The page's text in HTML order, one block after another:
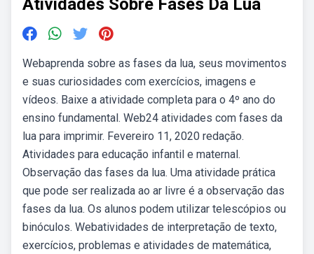
Atividades Sobre Fases Da Lua
Webaprenda sobre as fases da lua, seus movimentos
e suas curiosidades com exercícios, imagens e
vídeos. Baixe a atividade completa para o 4º ano do
ensino fundamental. Web24 atividades com fases da
lua para imprimir. Fevereiro 11, 2020 redação.
Atividades para educação infantil e maternal.
Observação das fases da lua. Uma atividade prática
que pode ser realizada ao ar livre é a observação das
fases da lua. Os alunos podem utilizar telescópios ou
binóculos. Webatividades de interpretação de texto,
exercícios, problemas e atividades de matemática,